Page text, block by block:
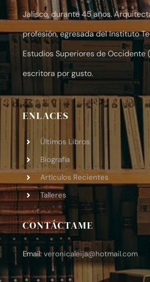
Jalisco, durante 45 años.
profesión, egresada del Instituto
Estudios Superiores de Occidente
escritora por gusto.
ENLACES
Últimos Libros
Biografía
Artículos Recientes
Talleres
CONTÁCTAME
Email: veronicaleija@hotmail.com